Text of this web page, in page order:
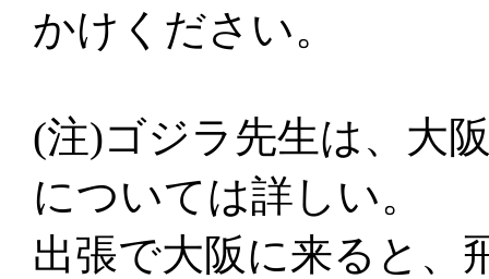
かけください。
(注)ゴジラ先生は、大
については詳しい。
出張で大阪に来ると、